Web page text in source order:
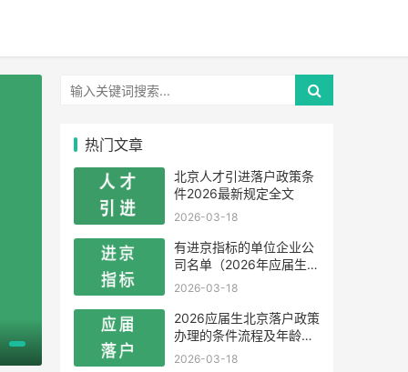
热门文章
北京人才引进落户政策条
件2026最新规定全文
2026-03-18
有进京指标的单位企业公
司名单（2026年应届生留
学生）
2026-03-18
2026应届生北京落户政策
办理的条件流程及年龄限
制
2026-03-18